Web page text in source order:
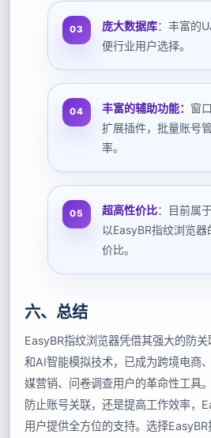
庞大数据库：丰富的
便行业用户选择。
丰富的辅助功能： 窗
扩展插件，批量账号
率。
超高性价比：目前属
以EasyBR指纹浏览
价比。
六、总结
EasyBR指纹浏览器凭借其强大的防
和AI智能模拟技术，已成为跨境电商
媒营销、问卷调查用户的革命性工具
防止账号关联，还是提高工作效率，
用户提供全方位的支持。选择